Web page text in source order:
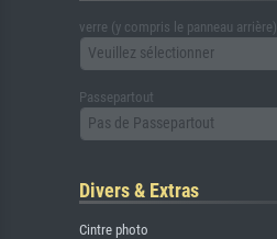
verre (y compris le panneau arrière)
Veuillez sélectionner
Passepartout
Pas de Passepartout
Divers & Extras
Cintre photo